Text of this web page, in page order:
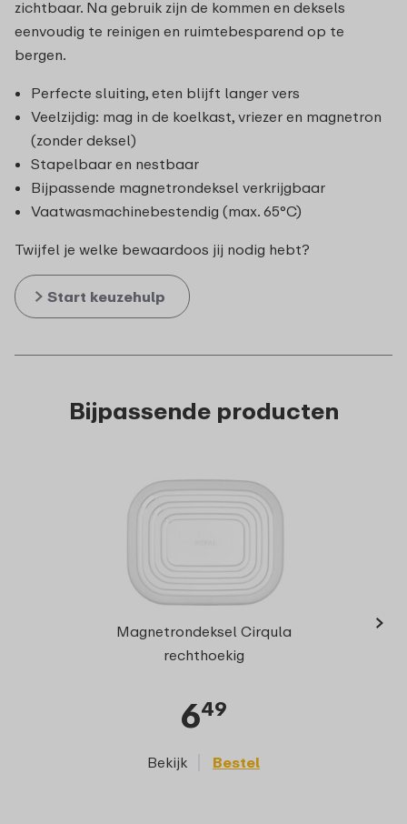
zichtbaar. Na gebruik zijn de kommen en deksels
eenvoudig te reinigen en ruimtebesparend op te
bergen.
Perfecte sluiting, eten blijft langer vers
Veelzijdig: mag in de koelkast, vriezer en magnetron
(zonder deksel)
Stapelbaar en nestbaar
Bijpassende magnetrondeksel verkrijgbaar
Vaatwasmachinebestendig (max. 65°C)
Twijfel je welke bewaardoos jij nodig hebt?
Start keuzehulp
Bijpassende producten
Magnetrondeksel Cirqula
rechthoekig
649
Bekijk Bestel
›